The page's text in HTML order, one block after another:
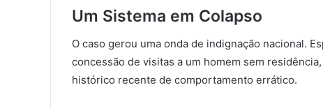
Um Sistema em Colapso
O caso gerou uma onda de indignação nacional.
concessão de visitas a um homem sem
histórico recente de comportamento errático.